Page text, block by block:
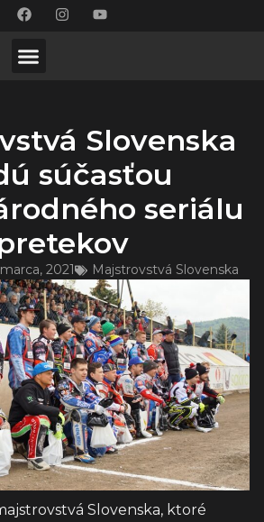
Slovenska
súčasťou
seriálu
2021 Majstrovstvá Slovenska
Slovenska, ktoré